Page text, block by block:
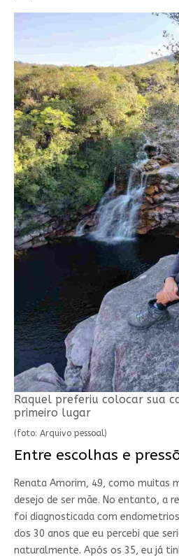
Raquel preferiu colocar sua
primeiro lugar
(foto: Arquivo pessoal)
Entre escolhas e
Renata Amorim, 49, como muitas
desejo de ser mãe. No entanto, a
foi diagnosticada com
dos 30 anos que eu percebi que
naturalmente. Após os 35, eu já